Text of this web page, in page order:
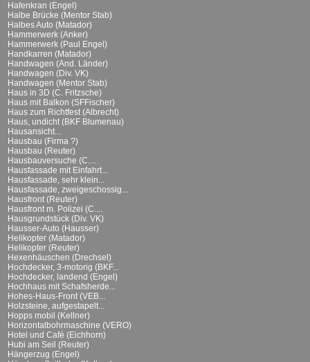
Hafenkran (Engel)
Halbe Brücke (Mentor Stab)
Halbes Auto (Matador)
Hammerwerk (Anker)
Hammerwerk (Paul Engel)
Handkarren (Matador)
Handwagen (And. Länder)
Handwagen (Div. VK)
Handwagen (Mentor Stab)
Haus in 3D (C. Fritzsche)
Haus mit Balkon (SFFischer)
Haus zum Richtfest (Albrecht)
Haus, undicht (BKF Blumenau)
Hausansicht...
Hausbau (Firma ?)
Hausbau (Reuter)
Hausbauversuche (C....
Hausfassade mit Einfahrt...
Hausfassade, sehr klein...
Hausfassade, zweigeschossig...
Hausfront (Reuter)
Hausfront m. Polizei (C....
Hausgrundstück (Div. VK)
Hausser-Auto (Hausser)
Helikopter (Matador)
Helikopter (Reuter)
Hexenhäuschen (Drechsel)
Hochdecker, 3-motorig (BKF...
Hochdecker, landend (Engel)
Hochhaus mit Schafsherde...
Hohes-Haus-Front (VEB...
Holzsteine, aufgestapelt...
Hopps mobil (Kellner)
Horizontalbohrmaschine (VERO)
Hotel und Café (Eichhorn)
Hubi am Seil (Reuter)
Hängerzug (Engel)